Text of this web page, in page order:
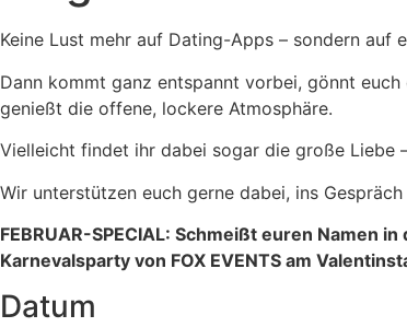
Keine Lust mehr auf Dating-Apps – sondern auf
Dann kommt ganz entspannt vorbei, gönnt
genießt die offene, lockere Atmosphäre.
Vielleicht findet ihr dabei sogar die große Liebe
Wir unterstützen euch gerne dabei, ins
FEBRUAR-SPECIAL: Schmeißt euren Namen
Karnevalsparty von FOX EVENTS am
Datum